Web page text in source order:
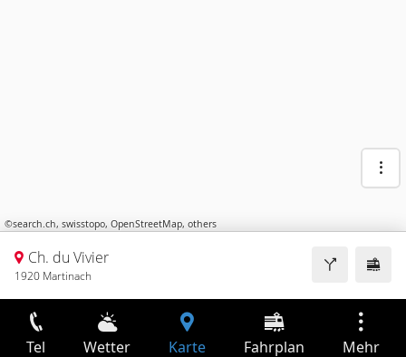
©search.ch, swisstopo, OpenStreetMap, others
Ch. du Vivier
1920 Martinach
Tel Wetter Karte Fahrplan Mehr